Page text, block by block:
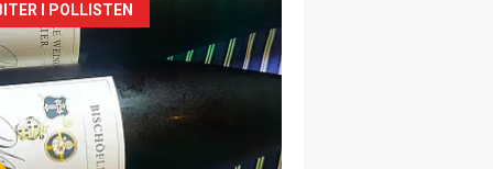
I POLLISTEN